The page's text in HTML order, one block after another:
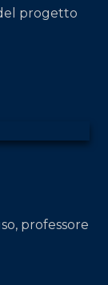
progetto
professore